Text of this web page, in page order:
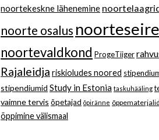
noortekeskne lähenemine
noorte osalus noorteseire
noortevaldkond ProgeTiiger
Rajaleidja riskioludes noored
stipendiumid Study in Estonia taskuhääling
vaimne tervis õpetajad õpiränne õppematerjalid
õppimine välismaal